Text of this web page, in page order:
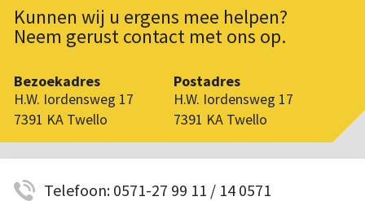
Kunnen wij u ergens mee helpen?
Neem gerust contact met ons op.
Bezoekadres
H.W. Iordensweg 17
7391 KA Twello
Postadres
H.W. Iordensweg 17
7391 KA Twello
Telefoon: 0571-27 99 11 / 14 0571